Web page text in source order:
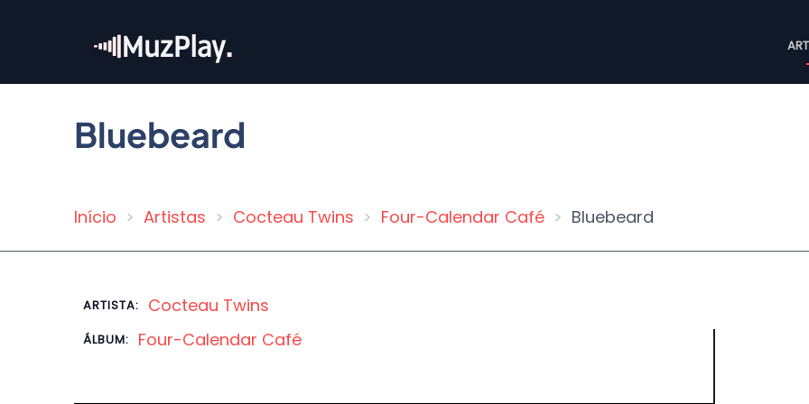
conteúdo
Bluebeard
Trilha
navegação
Início Artistas Cocteau Twins Four-Calendar Café Bluebeard
ARTISTA: Cocteau Twins
ÁLBUM: Four-Calendar Café